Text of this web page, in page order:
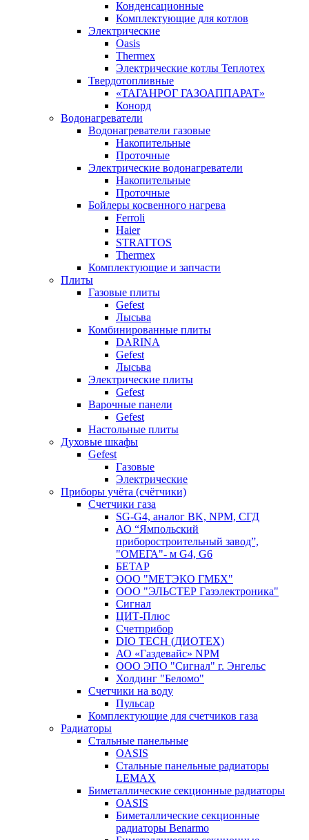
Конденсационные
Комплектующие для котлов
Электрические
Oasis
Thermex
Электрические котлы Теплотех
Твердотопливные
«ТАГАНРОГ ГАЗОАППАРАТ»
Конорд
Водонагреватели
Водонагреватели газовые
Накопительные
Проточные
Электрические водонагреватели
Накопительные
Проточные
Бойлеры косвенного нагрева
Ferroli
Haier
STRATTOS
Thermex
Комплектующие и запчасти
Плиты
Газовые плиты
Gefest
Лысьва
Комбинированные плиты
DARINA
Gefest
Лысьва
Электрические плиты
Gefest
Варочные панели
Gefest
Настольные плиты
Духовые шкафы
Gefest
Газовые
Электрические
Приборы учёта (счётчики)
Счетчики газа
SG-G4, аналог BK, NPM, СГД
АО “Ямпольский
приборостроительный завод”,
"ОМЕГА"- м G4, G6
БЕТАР
ООО "МЕТЭКО ГМБХ"
ООО "ЭЛЬСТЕР Газэлектроника"
Сигнал
ЦИТ-Плюс
Счетприбор
DIO TECH (ДИОТЕХ)
АО «Газдевайс» NPM
ООО ЭПО "Сигнал" г. Энгельс
Холдинг "Беломо"
Счетчики на воду
Пульсар
Комплектующие для счетчиков газа
Радиаторы
Стальные панельные
OASIS
Стальные панельные радиаторы
LEMAX
Биметаллические секционные радиаторы
OASIS
Биметаллические секционные
радиаторы Benarmo